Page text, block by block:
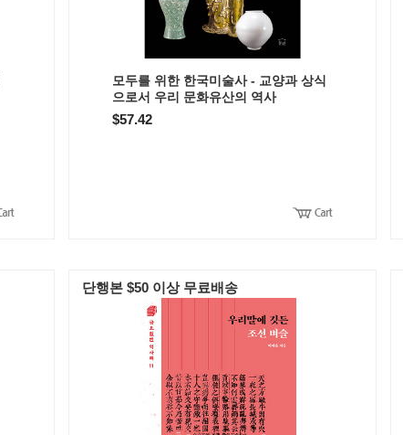
모두를 위한 한국미술사 - 교양과 상식
으로서 우리 문화유산의 역사
$57.42
단행본 $50 이상 무료배송